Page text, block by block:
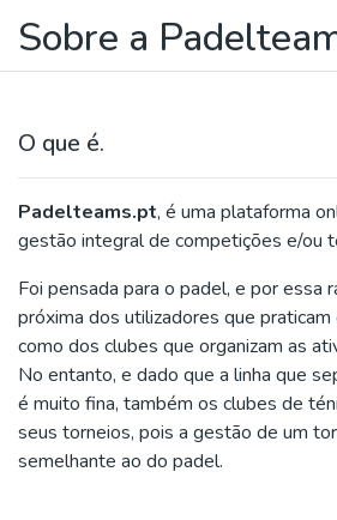
Sobre a
O que é.
Padelteams.pt, é uma plataforma
gestão integral de competições e/ou
Foi pensada para o padel, e por essa
próxima dos utilizadores que
como dos clubes que organizam as
No entanto, e dado que a linha que
é muito fina, também os clubes de
seus torneios, pois a gestão de um
semelhante ao do padel.